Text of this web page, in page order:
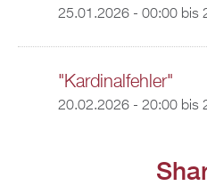
25.01.2026 - 00:00bis
"Kardinalfehler"
20.02.2026 - 20:00bis